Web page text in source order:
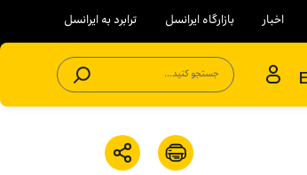
اخبار بازارگاه ایرانسل ترابرد به ایرانسل
جستجو کنید...